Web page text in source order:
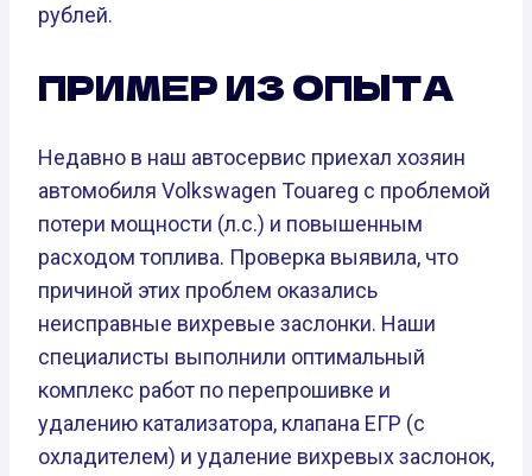
рублей.
ПРИМЕР ИЗ ОПЫТА
Недавно в наш автосервис приехал хозяин
автомобиля Volkswagen Touareg с проблемой
потери мощности (л.с.) и повышенным
расходом топлива. Проверка выявила, что
причиной этих проблем оказались
неисправные вихревые заслонки. Наши
специалисты выполнили оптимальный
комплекс работ по перепрошивке и
удалению катализатора, клапана ЕГР (с
охладителем) и удаление вихревых заслонок,